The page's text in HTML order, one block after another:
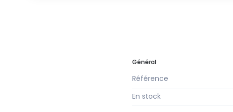
Général
Référence
En stock